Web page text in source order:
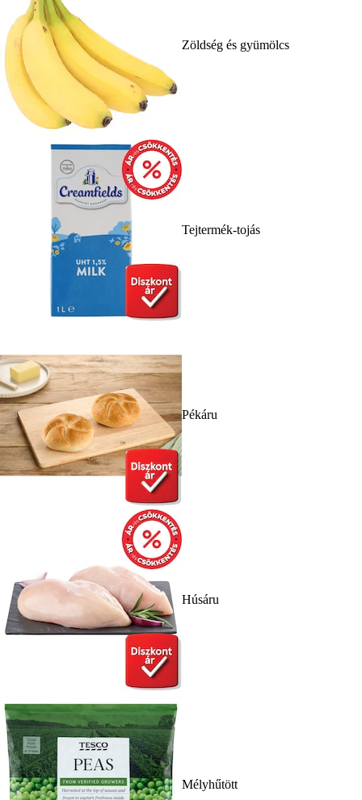
Zöldség és gyümölcs
Tejtermék-tojás
Pékáru
Húsáru
Mélyhűtött